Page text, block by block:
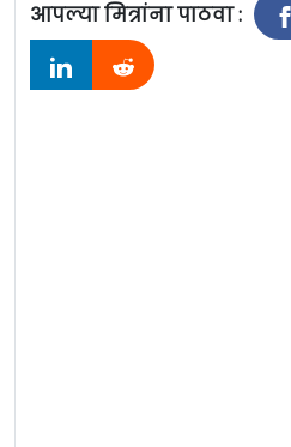
आपल्या मित्रांना पाठवा :